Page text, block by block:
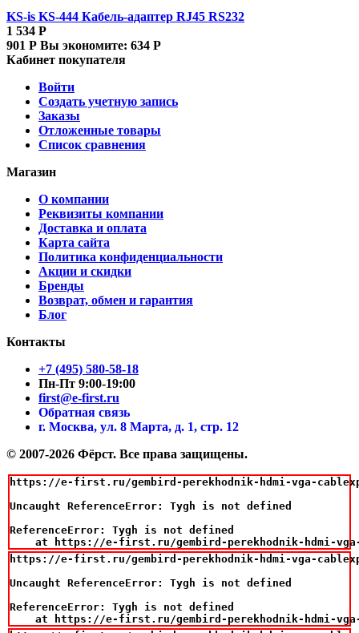
KS-is KS-444 Кабель-адаптер RJ45 RS232
1 534 Р
901 Р Вы экономите: 634 Р
Кабинет покупателя
Войти
Создать учетную запись
Заказы
Отложенные товары
Список сравнения
Магазин
О компании
Реквизиты компании
Доставка и оплата
Карта сайта
Политика конфиденциальности
Акции и скидки
Бренды
Возврат, обмен и гарантия
Блог
Контакты
+7 (495) 580-58-18
Пн-Пт 9:00-19:00
first@e-first.ru
Обратная связь
г. Москва, ул. 8 Марта, д. 1, стр. 12
© 2007-2026 Фёрст. Все права защищены.
https://e-first.ru/gembird-perekhodnik-hdmi-vga-
Uncaught ReferenceError: Tygh is not defined
ReferenceError: Tygh is not defined
at https://e-first.ru/gembird-perekhodnik-hdmi-
https://e-first.ru/gembird-perekhodnik-hdmi-vga-
Uncaught ReferenceError: Tygh is not defined
ReferenceError: Tygh is not defined
at https://e-first.ru/gembird-perekhodnik-hdmi-